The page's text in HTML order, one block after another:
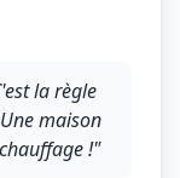
la règle
maison
!"